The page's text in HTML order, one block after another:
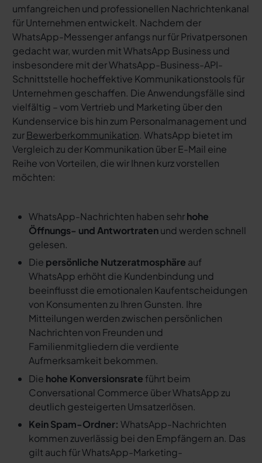
umfangreichen und professionellen Nachrichtenkanal
für Unternehmen entwickelt. Nachdem der
WhatsApp-Messenger anfangs nur für Privatpersonen
gedacht war, wurden mit WhatsApp Business und
insbesondere mit der WhatsApp-Business-API-
Schnittstelle hocheffektive Kommunikationstools für
Unternehmen geschaffen. Die Anwendungsfälle sind
vielfältig – vom Vertrieb und Marketing über den
Kundenservice bis hin zum Personalmanagement und
zurBewerberkommunikation. WhatsApp bietet im
Vergleich zu der Kommunikation über E-Mail eine
Reihe von Vorteilen, die wir Ihnen kurz vorstellen
möchten:
WhatsApp-Nachrichten haben sehrhohe
Öffnungs- und Antwortratenund werden schnell
gelesen.
Die persönliche Nutzeratmosphäre auf
WhatsApp erhöht die Kundenbindung und
beeinflusst die emotionalen Kaufentscheidungen
von Konsumenten zu Ihren Gunsten. Ihre
Mitteilungen werden zwischen persönlichen
Nachrichten von Freunden und
Familienmitgliedern die verdiente
Aufmerksamkeit bekommen.
Die hohe Konversionsrate führt beim
Conversational Commerce über WhatsApp zu
deutlich gesteigerten Umsatzerlösen.
Kein Spam-Ordner: WhatsApp-Nachrichten
kommen zuverlässig bei den Empfängern an. Das
gilt auch für WhatsApp-Marketing-